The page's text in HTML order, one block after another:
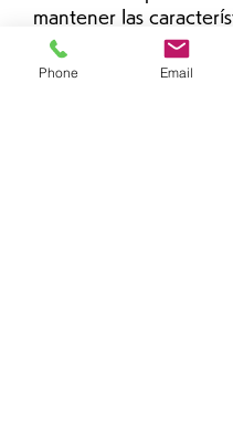
mantener las
sexuales masculinas,
vello facial, la voz
Phone Email